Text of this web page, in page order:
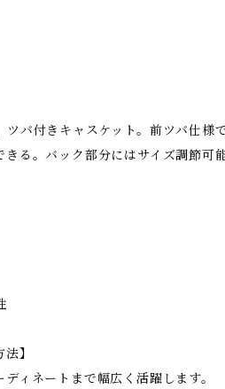
バ付きキャスケット。前ツバ仕様
る。バック部分にはサイズ調節可
】
ィネートまで幅広く活躍します。